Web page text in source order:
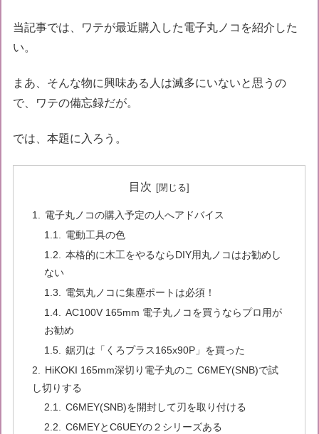
当記事では、ワテが最近購入した電子丸ノコを紹介した
い。
まあ、そんな物に興味ある人は滅多にいないと思うの
で、ワテの備忘録だが。
では、本題に入ろう。
目次
電子丸ノコの購入予定の人へアドバイス
電動工具の色
本格的に木工をやるならDIY用丸ノコはお勧めし
ない
電気丸ノコに集塵ポートは必須！
AC100V 165mm 電子丸ノコを買うならプロ用が
お勧め
鋸刃は「くろプラス165x90P」を買った
HiKOKI 165mm深切り電子丸のこ C6MEY(SNB)で試
し切りする
C6MEY(SNB)を開封して刃を取り付ける
C6MEYとC6UEYの２シリーズある